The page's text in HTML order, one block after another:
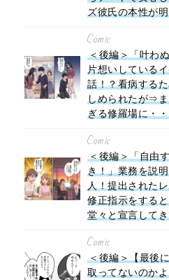
ズ彼氏の本性が
Comic
＜後編＞「叶わ
片想いしている
話！？看病する
しめられたが⇒ま
ぎる修羅場に・・
Comic
＜後編＞「自由
き！」業務を説
人！提出された
修正指示をする
堂々と宣言してき
Comic
＜後編＞【最後
取ってないのか